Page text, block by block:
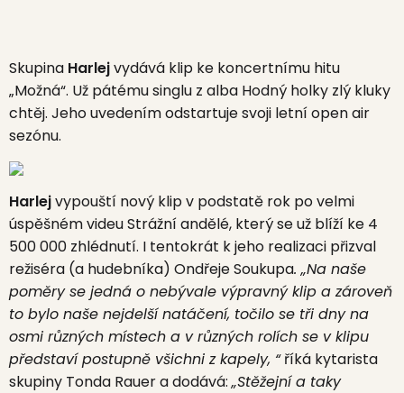
Skupina Harlejvydává klip ke koncertnímu hitu
„Možná“. Už pátému singlu z alba Hodný holky zlý kluky
chtěj. Jeho uvedením odstartuje svoji letní open air
sezónu.
Harlejvypouští nový klip v podstatě rok po velmi
úspěšném videu Strážní andělé, který se už blíží ke 4
500 000 zhlédnutí. I tentokrát k jeho realizaci přizval
režiséra (a hudebníka) Ondřeje Soukupa. „Na naše
poměry se jedná o nebývale výpravný klip a zároveň
to bylo naše nejdelší natáčení, točilo se tři dny na
osmi různých místech a v různých rolích se v klipu
představí postupně všichni z kapely, “říká kytarista
skupiny Tonda Rauer a dodává:„Stěžejní a taky